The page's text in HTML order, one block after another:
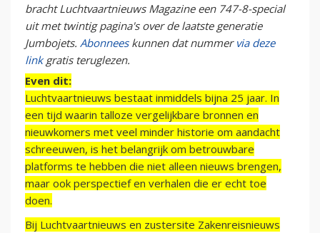
bracht Luchtvaartnieuws Magazine een 747-8-special
uit met twintig pagina's over de laatste generatie
Jumbojets. Abonneeskunnen dat nummer via deze
linkgratis teruglezen.
Even dit:
Luchtvaartnieuws bestaat inmiddels bijna 25 jaar. In
een tijd waarin talloze vergelijkbare bronnen en
nieuwkomers met veel minder historie om aandacht
schreeuwen, is het belangrijk om betrouwbare
platforms te hebben die niet alleen nieuws brengen,
maar ook perspectief en verhalen die er echt toe
doen.
Bij Luchtvaartnieuws en zustersite Zakenreisnieuws